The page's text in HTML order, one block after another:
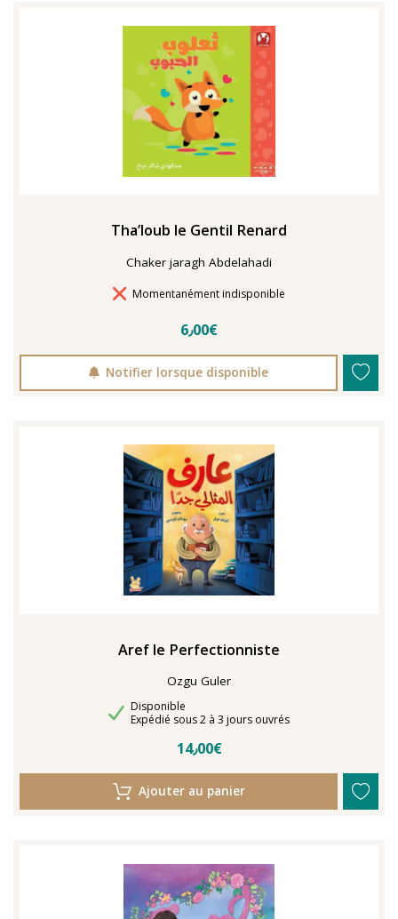
Tha’loub le Gentil Renard
Chaker jaragh Abdelahadi
Délais de livraison
Momentanément indisponible
6٫00€
Notifier lorsque disponible
Aref le Perfectionniste
Ozgu Guler
Disponibilité
Disponible
Délais de livraison
Expédié sous 2 à 3 jours ouvrés
14٫00€
Ajouter au panier